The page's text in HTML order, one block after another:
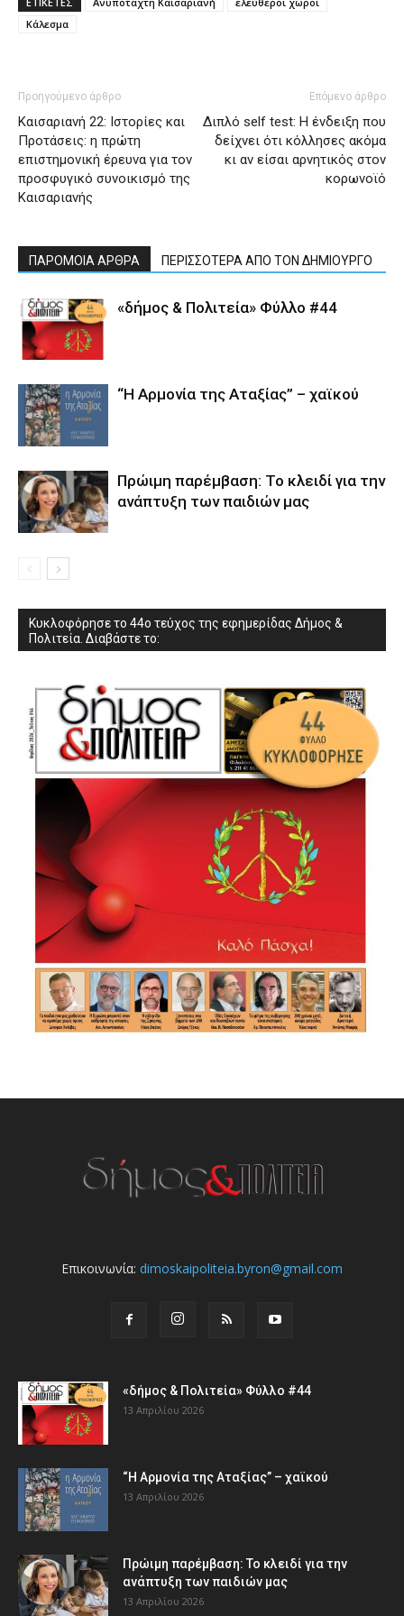
Κάλεσμα
Προηγούμενο άρθρο
Καισαριανή 22: Ιστορίες και
Προτάσεις: η πρώτη
επιστημονική έρευνα για τον
προσφυγικό συνοικισμό της
Καισαριανής
Επόμενο άρθρο
Διπλό self test: Η ένδειξη που
δείχνει ότι κόλλησες ακόμα
κι αν είσαι αρνητικός στον
κορωνοϊό
ΠΑΡΟΜΟΙΑ ΑΡΘΡΑ ΠΕΡΙΣΣΟΤΕΡΑ ΑΠΟ ΤΟΝ ΔΗΜΙΟΥΡΓΟ
«δήμος & Πολιτεία» Φύλλο #44
“Η Αρμονία της Αταξίας” – χαϊκού
Πρώιμη παρέμβαση: Το κλειδί για την
ανάπτυξη των παιδιών µας
Κυκλοφόρησε το 44ο τεύχος της εφημερίδας Δήμος &
Πολιτεία. Διαβάστε το:
Επικοινωνία: dimoskaipoliteia.byron@gmail.com
«δήμος & Πολιτεία» Φύλλο #44
13 Απριλίου 2026
“Η Αρμονία της Αταξίας” – χαϊκού
13 Απριλίου 2026
Πρώιμη παρέμβαση: Το κλειδί για την
ανάπτυξη των παιδιών µας
13 Απριλίου 2026